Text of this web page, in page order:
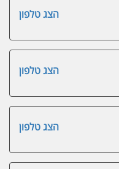
הצג טלפון
הצג טלפון
הצג טלפון